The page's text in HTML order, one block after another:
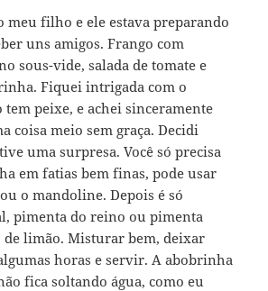
meu filho e ele estava preparando
uns amigos. Frango com
sous-vide, salada de tomate e
Fiquei intrigada com o
tem peixe, e achei sinceramente
coisa meio sem graça. Decidi
uma surpresa. Você só precisa
em fatias bem finas, pode usar
o mandoline. Depois é só
pimenta do reino ou pimenta
de limão. Misturar bem, deixar
horas e servir. A abobrinha
fica soltando água, como eu